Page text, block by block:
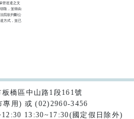
管送達之文
取，並得由
院欲判斷公
方式，並已
橋區中山路1段161號
專用) 或 (02)2960-3456
13:30~17:30(國定假日除外)